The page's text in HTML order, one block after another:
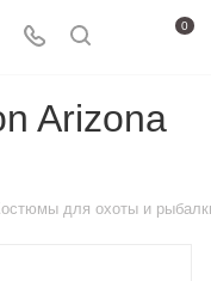
0
Arizona
для охоты и